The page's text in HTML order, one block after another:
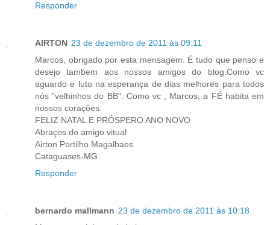
Responder
AIRTON 23 de dezembro de 2011 às 09:11
Marcos, obrigado por esta mensagem. É tudo que penso e
desejo tambem aos nossos amigos do blog.Como vc
aguardo e luto na esperança de dias melhores para todos
nós "velhinhos do BB". Como vc , Marcos, a FÉ habita em
nossos corações.
FELIZ NATAL E PRÓSPERO ANO NOVO
Abraços do amigo vitual
Airton Portilho Magalhaes
Cataguases-MG
Responder
bernardo mallmann 23 de dezembro de 2011 às 10:18